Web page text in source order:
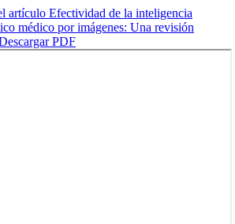
artículo Efectividad de la inteligencia
médico por imágenes: Una revisión
PDF